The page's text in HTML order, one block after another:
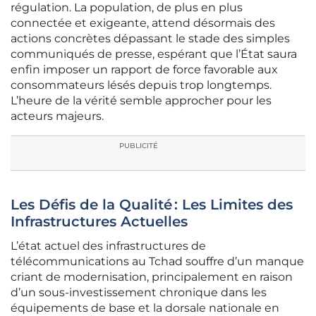
régulation. La population, de plus en plus
connectée et exigeante, attend désormais des
actions concrètes dépassant le stade des simples
communiqués de presse, espérant que l’État saura
enfin imposer un rapport de force favorable aux
consommateurs lésés depuis trop longtemps.
L’heure de la vérité semble approcher pour les
acteurs majeurs.
PUBLICITÉ
Les Défis de la Qualité : Les Limites des
Infrastructures Actuelles
L’état actuel des infrastructures de
télécommunications au Tchad souffre d’un manque
criant de modernisation, principalement en raison
d’un sous-investissement chronique dans les
équipements de base et la dorsale nationale en